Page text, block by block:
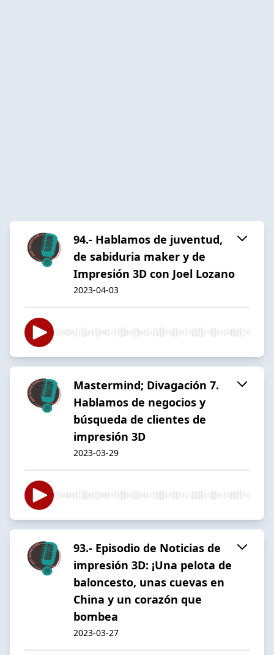
94.- Hablamos de juventud,
de sabiduria maker y de
Impresión 3D con Joel Lozano
2023-04-03
Mastermind; Divagación 7.
Hablamos de negocios y
búsqueda de clientes de
impresión 3D
2023-03-29
93.- Episodio de Noticias de
impresión 3D: ¡Una pelota de
baloncesto, unas cuevas en
China y un corazón que
bombea
2023-03-27